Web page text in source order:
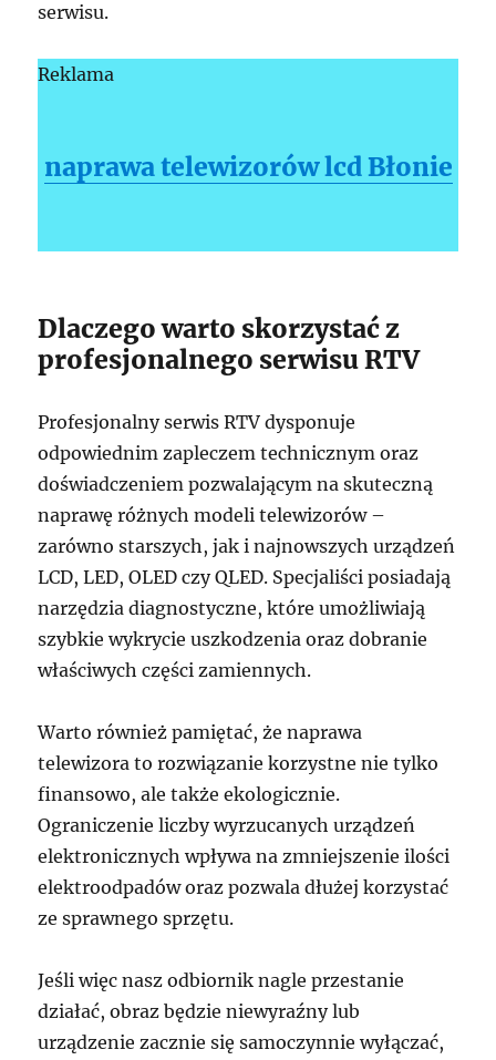
serwisu.
Reklama
naprawa telewizorów lcd Błonie
Dlaczego warto skorzystać z
profesjonalnego serwisu RTV
Profesjonalny serwis RTV dysponuje
odpowiednim zapleczem technicznym oraz
doświadczeniem pozwalającym na skuteczną
naprawę różnych modeli telewizorów –
zarówno starszych, jak i najnowszych urządzeń
LCD, LED, OLED czy QLED. Specjaliści posiadają
narzędzia diagnostyczne, które umożliwiają
szybkie wykrycie uszkodzenia oraz dobranie
właściwych części zamiennych.
Warto również pamiętać, że naprawa
telewizora to rozwiązanie korzystne nie tylko
finansowo, ale także ekologicznie.
Ograniczenie liczby wyrzucanych urządzeń
elektronicznych wpływa na zmniejszenie ilości
elektroodpadów oraz pozwala dłużej korzystać
ze sprawnego sprzętu.
Jeśli więc nasz odbiornik nagle przestanie
działać, obraz będzie niewyraźny lub
urządzenie zacznie się samoczynnie wyłączać,